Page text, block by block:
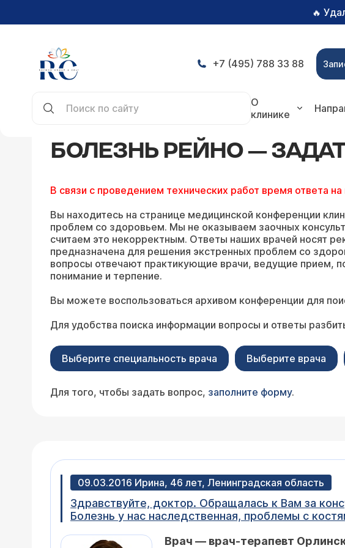
🔥
+7 (495) 788 33 88
О
клинике
БОЛЕЗНЬ РЕЙНО —
В связи с проведением технических работ время ответа
Вы находитесь на странице медицинской конференции
проблем со здоровьем. Мы не оказываем заочных
считаем это некорректным. Ответы наших врачей носят
предназначена для решения экстренных проблем со
вопросы отвечают практикующие врачи, ведущие прием,
понимание и терпение.
Вы можете воспользоваться архивом конференции для
Для удобства поиска информации вопросы и ответы
Выберите специальность врача Выберите врача
Для того, чтобы задать вопрос, заполните форму.
09.03.2016 Ирина, 46 лет, Ленинградская область
Здравствуйте, доктор. Обращалась к Вам за
Болезнь у нас наследственная, проблемы с
суставов (кисти, голеностоп, недавно
Врач — врач-терапевт